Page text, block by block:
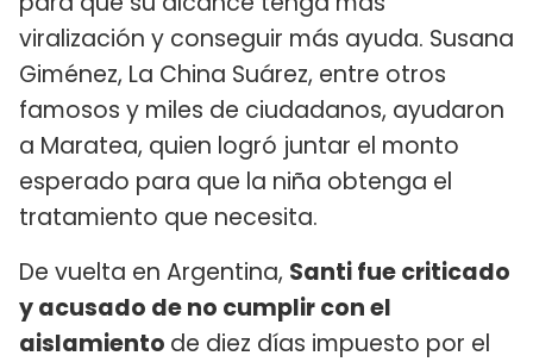
viralización y conseguir más ayuda. Susana
Giménez, La China Suárez, entre otros
famosos y miles de ciudadanos, ayudaron
a Maratea, quien logró juntar el monto
esperado para que la niña obtenga el
tratamiento que necesita.
De vuelta en Argentina, Santi fue criticado
y acusado de no cumplir con el
aislamiento de diez días impuesto por el